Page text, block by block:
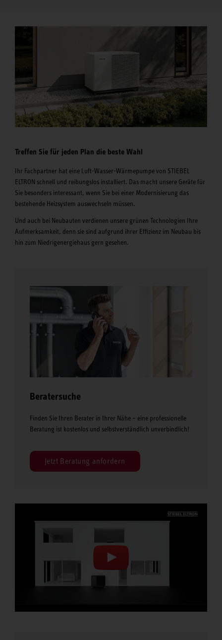
Treffen Sie für jeden Plan die beste Wahl
Ihr Fachpartner hat eine Luft-Wasser-Wärmepumpe von STIEBEL
ELTRON schnell und reibungslos installiert. Das macht unsere Geräte für
Sie besonders interessant, wenn Sie bei einer Modernisierung das
bestehende Heizsystem auswechseln müssen.
Und auch bei Neubauten verdienen unsere grünen Technologien Ihre
Aufmerksamkeit, denn sie sind aufgrund ihrer Effizienz im Neubau bis
hin zum Niedrigenergiehaus gern gesehen.
Beratersuche
Finden Sie Ihren Berater in Ihrer Nähe – eine professionelle
Beratung ist kostenlos und selbstverständlich unverbindlich!
Jetzt Beratung anfordern